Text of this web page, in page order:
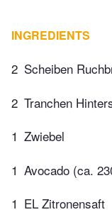
INGREDIENTS
2 Scheiben
2 Tranchen
1 Zwiebel
1 Avocado (ca.
1 EL Zitronensaft